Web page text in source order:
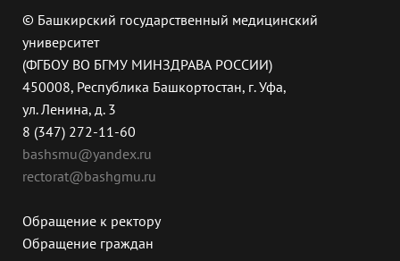
© Башкирский государственный медицинский
университет
(ФГБОУ ВО БГМУ МИНЗДРАВА РОССИИ)
450008, Республика Башкортостан, г. Уфа,
ул. Ленина, д. 3
8 (347) 272-11-60
bashsmu@yandex.ru
rectorat@bashgmu.ru
Обращение к ректору
Обращение граждан